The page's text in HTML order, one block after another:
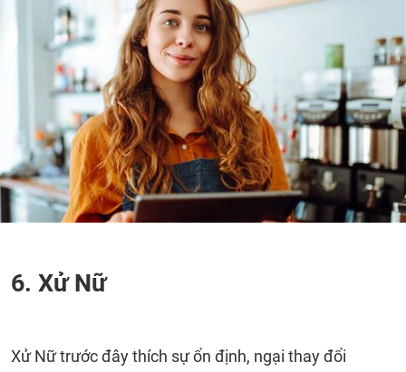
6. Xử Nữ
Xử Nữ trước đây thích sự ổn định, ngại thay đổi